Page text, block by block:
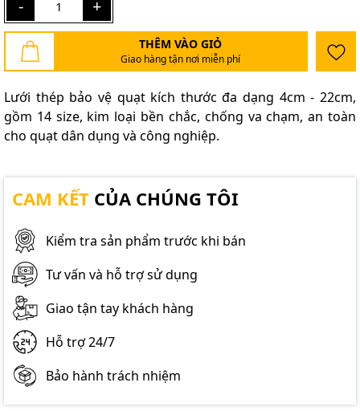
- +
THÊM VÀO GIỎ
Giao hàng tận nơi miễn phí
Lưới thép bảo vệ quạt kích thước đa dạng 4cm - 22cm,
gồm 14 size, kim loại bền chắc, chống va chạm, an toàn
cho quạt dân dụng và công nghiệp.
CAM KẾT CỦA CHÚNG TÔI
Kiểm tra sản phẩm trước khi bán
Tư vấn và hỗ trợ sử dụng
Giao tận tay khách hàng
Hỗ trợ 24/7
Bảo hành trách nhiệm